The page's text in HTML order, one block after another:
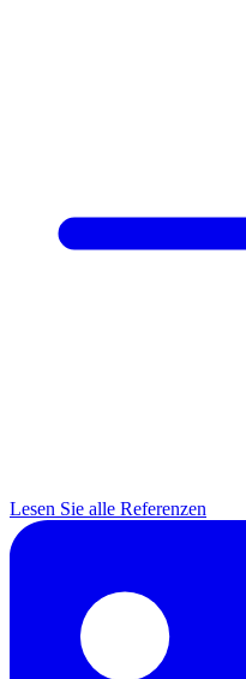
Lesen Sie alle Referenzen